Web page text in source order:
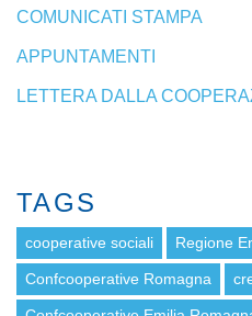
COMUNICATI STAMPA
APPUNTAMENTI
LETTERA DALLA
TAGS
cooperative sociali Regione
Confcooperative Romagna